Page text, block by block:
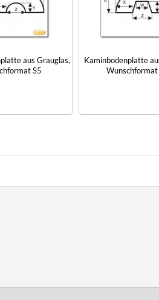
aus Grauglas,
S5
Kaminbodenplatte
Wunschformat